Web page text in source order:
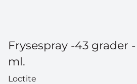
Frysespray -43 grader
ml.
Loctite